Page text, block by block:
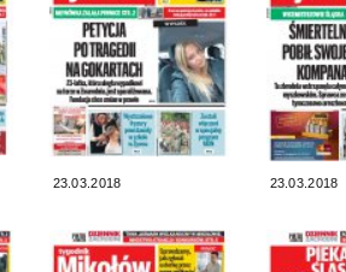
23.03.2018 23.03.2018